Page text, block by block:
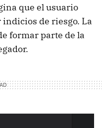
que el usuario
de riesgo. La
formar parte de la